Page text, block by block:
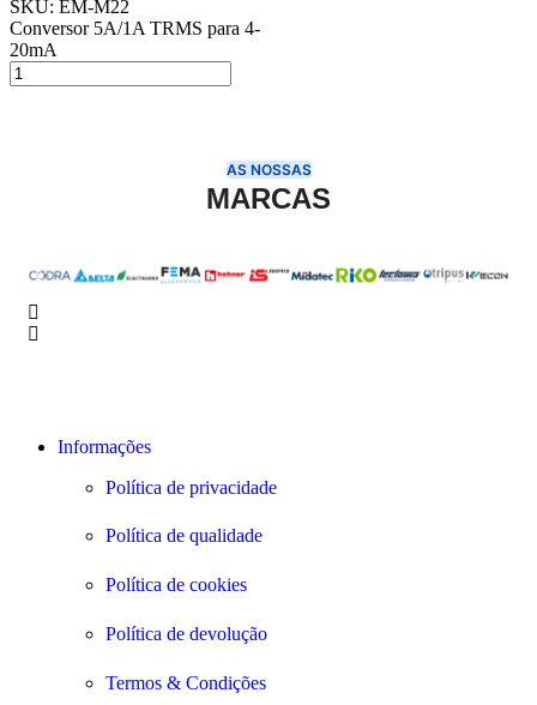
SKU: EM-M22
Conversor 5A/1A TRMS para 4-
20mA
AS NOSSAS
MARCAS
Informações
Política de privacidade
Política de qualidade
Política de cookies
Política de devolução
Termos & Condições